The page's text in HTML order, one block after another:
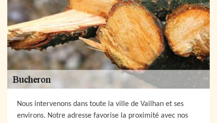
Nous intervenons dans toute la ville de Vailhan et ses
environs. Notre adresse favorise la proximité avec nos